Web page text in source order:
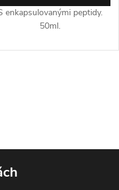
enkapsulovanými peptidy.
50ml.